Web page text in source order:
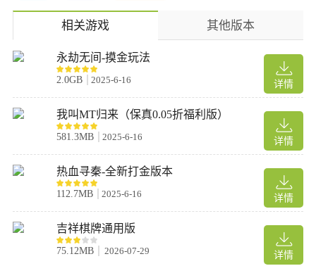
下一等级；
4、另外，炮台前的蓝色是能量条，当蓄满时玩家可发射激光炮；
5、如果激光炮抓捕到黄金鲨鱼时，那么玩家还可以抽取宝箱；
6、最后，玩家还可以在主界面中切换渔场，也就是场景地图。
游戏优点
1、玩家可以在游戏中捕获超过15种鱼类，小到神仙鱼，大到鲨
鱼，应有尽有。
2、成功捕获的鱼儿都会化为滚滚金币，不同鱼群回报的金币数额
也不尽相同。
相关游戏 其他版本
详情
永劫无间-摸金玩法
2.0GB 2025-6-16
详情
我叫MT归来（保真0.05折福利版）
581.3MB 2025-6-16
详情
热血寻秦-全新打金版本
112.7MB 2025-6-16
详情
吉祥棋牌通用版
75.12MB 2026-07-29